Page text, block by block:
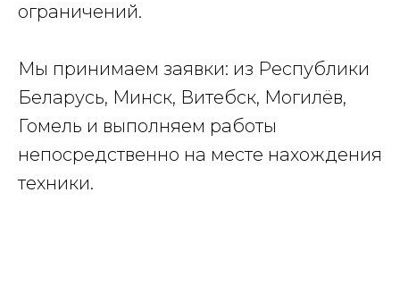
ограничений.
Мы принимаем заявки: из Республики
Беларусь, Минск, Витебск, Могилёв,
Гомель и выполняем работы
непосредственно на месте нахождения
техники.